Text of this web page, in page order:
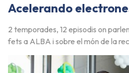
Acelerando
2 temporades, 12 episodis on
fets a ALBA i sobre el món de la